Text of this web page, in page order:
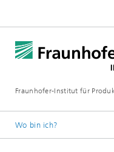
Fraunhofer-Institut für
Wo bin ich?